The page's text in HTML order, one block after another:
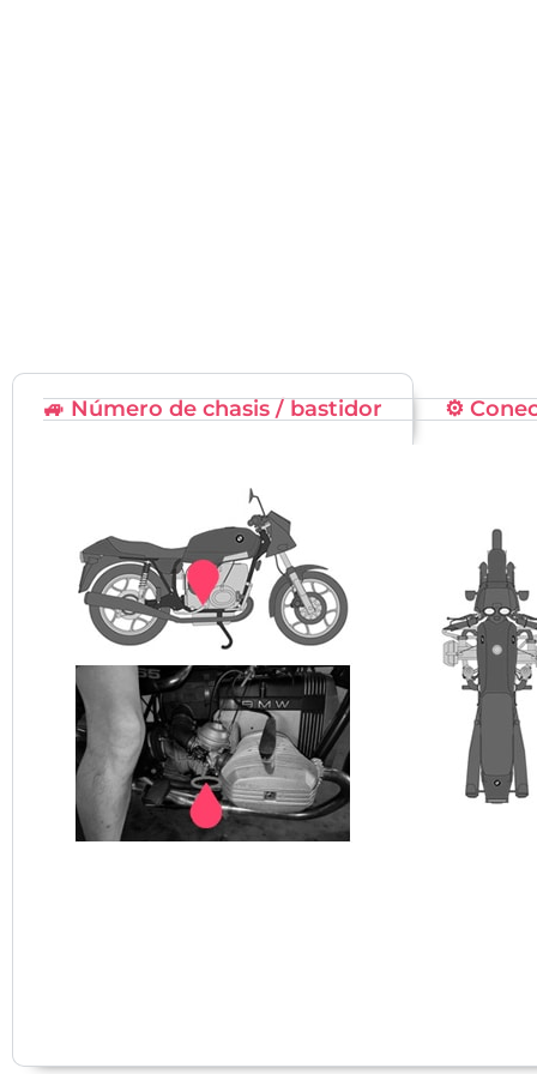
🚙 Número de chasis / bastidor ⚙️